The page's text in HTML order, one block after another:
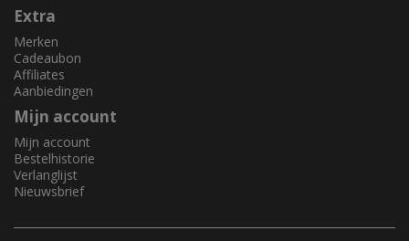
Extra
Merken
Cadeaubon
Affiliates
Aanbiedingen
Mijn account
Mijn account
Bestelhistorie
Verlanglijst
Nieuwsbrief